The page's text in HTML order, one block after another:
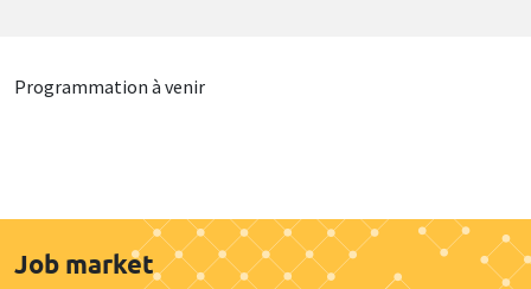
Programmation à venir
Job market